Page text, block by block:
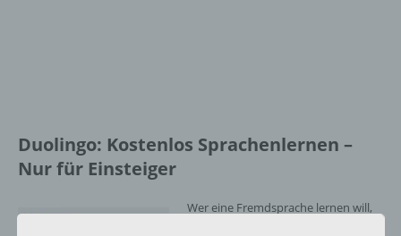
Duolingo: Kostenlos Sprachenlernen –
Nur für Einsteiger
Wer eine Fremdsprache lernen will,